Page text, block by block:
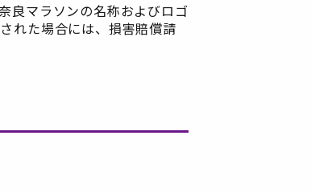
良マラソンの名称およびロゴ
れた場合には、損害賠償請